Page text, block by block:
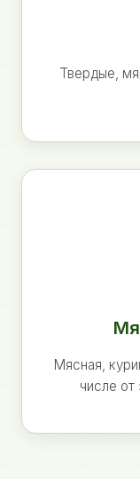
Твердые,
Мясная,
числе